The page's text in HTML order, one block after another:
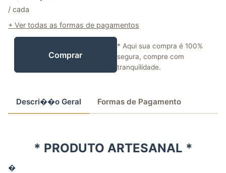
/ cada
+ Ver todas as formas de pagamentos
Comprar
* Aqui sua compra é 100%
segura, compre com
tranquilidade.
Descri��o Geral Formas de Pagamento
* PRODUTO ARTESANAL *
�